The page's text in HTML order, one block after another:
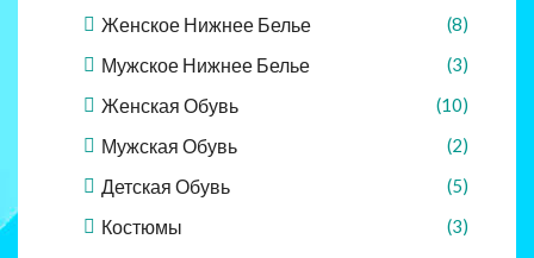
Женское Нижнее Белье (8)
Мужское Нижнее Белье (3)
Женская Обувь (10)
Мужская Обувь (2)
Детская Обувь (5)
Костюмы (3)